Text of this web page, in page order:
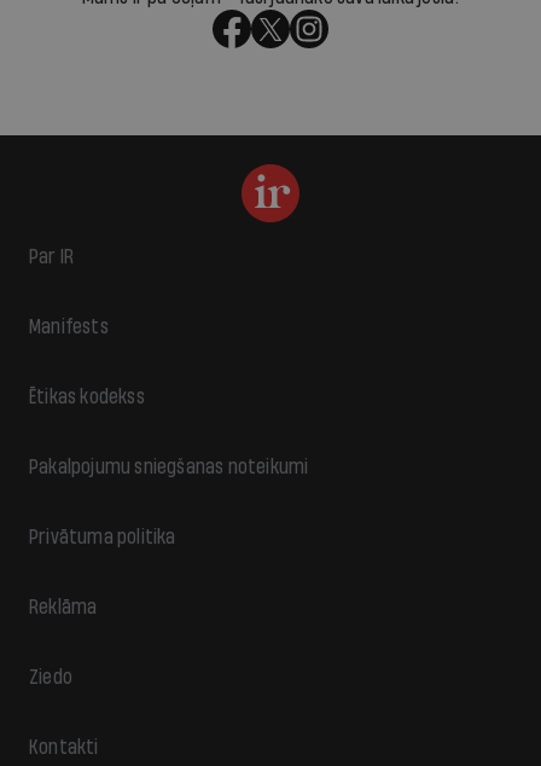
Par IR
Manifests
Ētikas kodekss
Pakalpojumu sniegšanas noteikumi
Privātuma politika
Reklāma
Ziedo
Kontakti